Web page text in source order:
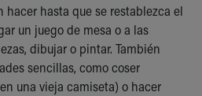
hacer hasta que se restablezca el
un juego de mesa o a las
dibujar o pintar. También
sencillas, como coser
una vieja camiseta) o hacer